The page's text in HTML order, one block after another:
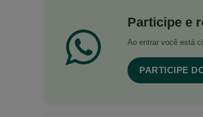
Participe e
Ao entrar você está
PARTICIPE